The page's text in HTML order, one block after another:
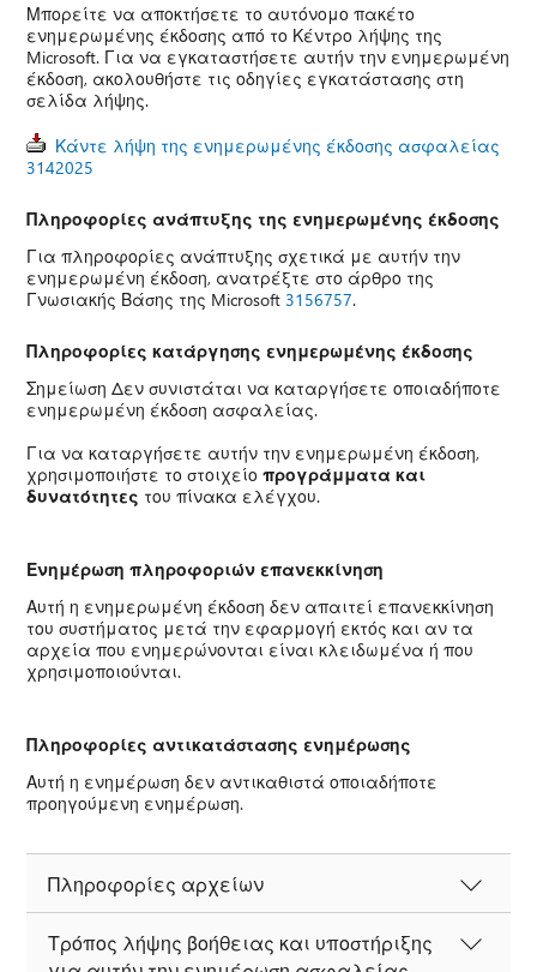
Μπορείτε να αποκτήσετε το αυτόνομο πακέτο
ενημερωμένης έκδοσης από το Κέντρο λήψης της
Microsoft. Για να εγκαταστήσετε αυτήν την ενημερωμένη
έκδοση, ακολουθήστε τις οδηγίες εγκατάστασης στη
σελίδα λήψης.
Κάντε λήψη της ενημερωμένης έκδοσης ασφαλείας
3142025
Πληροφορίες ανάπτυξης της ενημερωμένης έκδοσης
Για πληροφορίες ανάπτυξης σχετικά με αυτήν την
ενημερωμένη έκδοση, ανατρέξτε στο άρθρο της
Γνωσιακής Βάσης της Microsoft3156757.
Πληροφορίες κατάργησης ενημερωμένης έκδοσης
Σημείωση Δεν συνιστάται να καταργήσετε οποιαδήποτε
ενημερωμένη έκδοση ασφαλείας.
Για να καταργήσετε αυτήν την ενημερωμένη έκδοση,
χρησιμοποιήστε το στοιχείοπρογράμματα και
δυνατότητες του πίνακα ελέγχου.
Ενημέρωση πληροφοριών επανεκκίνηση
Αυτή η ενημερωμένη έκδοση δεν απαιτεί επανεκκίνηση
του συστήματος μετά την εφαρμογή εκτός και αν τα
αρχεία που ενημερώνονται είναι κλειδωμένα ή που
χρησιμοποιούνται.
Πληροφορίες αντικατάστασης ενημέρωσης
Αυτή η ενημέρωση δεν αντικαθιστά οποιαδήποτε
προηγούμενη ενημέρωση.
Πληροφορίες αρχείων
Τρόπος λήψης βοήθειας και υποστήριξης